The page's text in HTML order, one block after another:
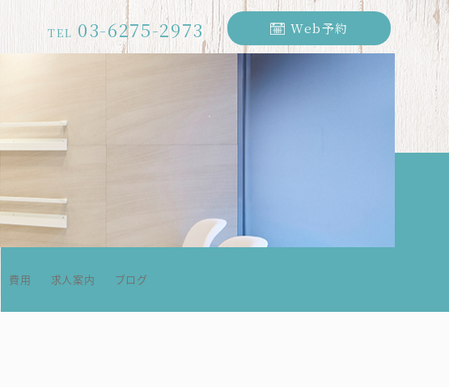
TEL 03-6275-2973 Web予約
費用 求人案内 ブログ